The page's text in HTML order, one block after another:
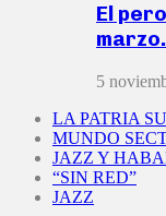
El
5
LA PATRIA
MUNDO
JAZZ Y
“SIN RED”
JAZZ